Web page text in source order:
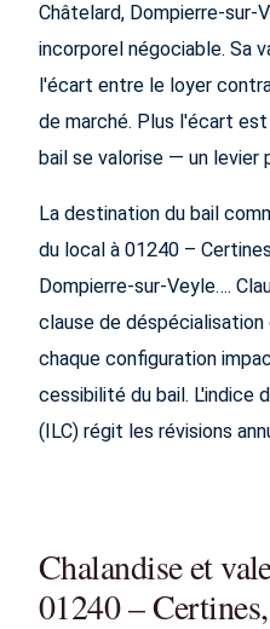
Châtelard, Dompierre-
incorporel négociable. Sa
l'écart entre le loyer
de marché. Plus l'écart
bail se valorise — un levier
La destination du bail
du local à 01240 –
Dompierre-sur-Veyle….
clause de
chaque configuration
cessibilité du bail. L'indice
(ILC) régit les révisions
Chalandise et
01240 –